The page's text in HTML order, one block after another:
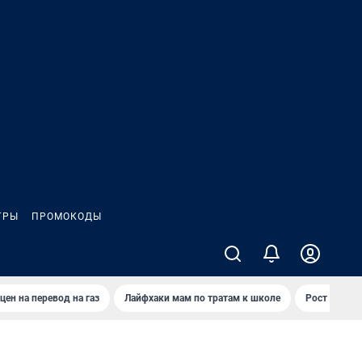
ПРОМОКОДЫ
на перевод на газ Лайфхаки мам по тратам к школе Рост цен на